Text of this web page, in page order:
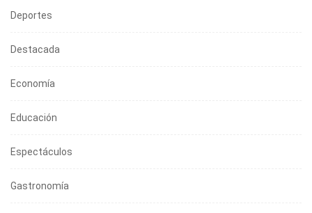
Deportes
Destacada
Economía
Educación
Espectáculos
Gastronomía